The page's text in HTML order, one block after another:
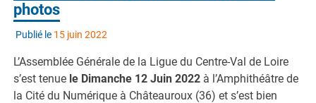
photos
Publié le 15 juin 2022
L’Assemblée Générale de la Ligue du Centre-Val de Loire
s’est tenue le Dimanche 12 Juin 2022 à l’Amphithéâtre de
la Cité du Numérique à Châteauroux (36) et s’est bien